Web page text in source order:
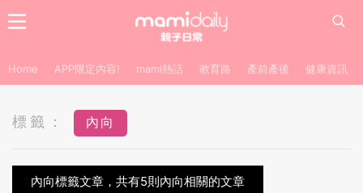
Home APP限定內容! mami熱話 教育路 產前產後 健康資訊
標籤： 內向
內向標籤文章，共有5則內向相關的文章